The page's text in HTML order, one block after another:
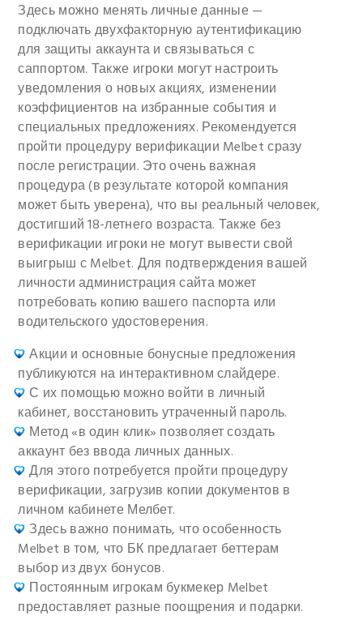
Здесь можно менять личные данные —
подключать двухфакторную аутентификацию
для защиты аккаунта и связываться с
саппортом. Также игроки могут настроить
уведомления о новых акциях, изменении
коэффициентов на избранные события и
специальных предложениях. Рекомендуется
пройти процедуру верификации Melbet сразу
после регистрации. Это очень важная
процедура (в результате которой компания
может быть уверена), что вы реальный человек,
достигший 18-летнего возраста. Также без
верификации игроки не могут вывести свой
выигрыш с Melbet. Для подтверждения вашей
личности администрация сайта может
потребовать копию вашего паспорта или
водительского удостоверения.
Акции и основные бонусные предложения
публикуются на интерактивном слайдере.
С их помощью можно войти в личный
кабинет, восстановить утраченный пароль.
Метод «в один клик» позволяет создать
аккаунт без ввода личных данных.
Для этого потребуется пройти процедуру
верификации, загрузив копии документов в
личном кабинете Мелбет.
Здесь важно понимать, что особенность
Melbet в том, что БК предлагает беттерам
выбор из двух бонусов.
Постоянным игрокам букмекер Melbet
предоставляет разные поощрения и подарки.